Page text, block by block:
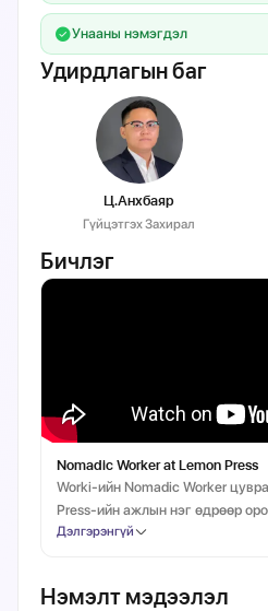
Унааны нэмэгдэл
Удирдлагын баг
Ц.Анхбаяр
Гүйцэтгэх Захирал
Бичлэг
Nomadic Worker at Lemon Press
Worki-ийн Nomadic Worker
Press-ийн ажлын нэг өдрөөр
Дэлгэрэнгүй
Нэмэлт мэдээлэл